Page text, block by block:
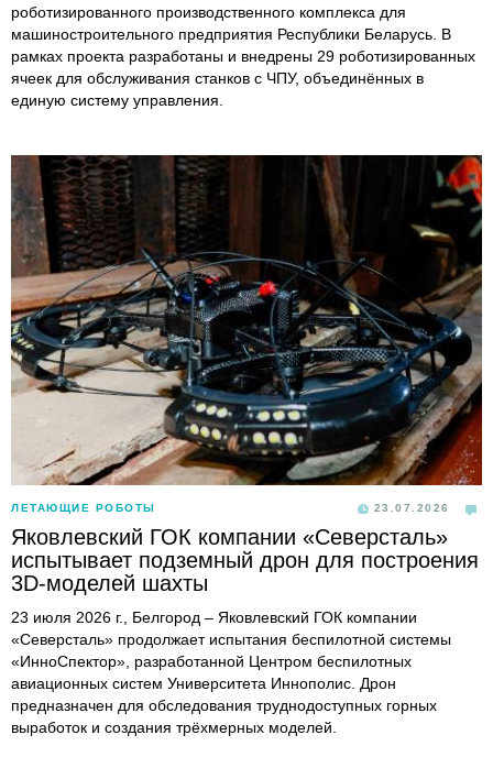
роботизированного производственного комплекса для
машиностроительного предприятия Республики Беларусь. В
рамках проекта разработаны и внедрены 29 роботизированных
ячеек для обслуживания станков с ЧПУ, объединённых в
единую систему управления.
ЛЕТАЮЩИЕ РОБОТЫ 23.07.2026
Яковлевский ГОК компании «Северсталь»
испытывает подземный дрон для построения
3D-моделей шахты
23 июля 2026 г., Белгород – Яковлевский ГОК компании
«Северсталь» продолжает испытания беспилотной системы
«ИнноСпектор», разработанной Центром беспилотных
авиационных систем Университета Иннополис. Дрон
предназначен для обследования труднодоступных горных
выработок и создания трёхмерных моделей.